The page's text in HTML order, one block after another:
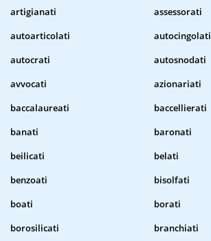
artigianati
assessorati
autoarticolati
autocingolati
autocrati
autosnodati
avvocati
azionariati
baccalaureati
baccellierati
banati
baronati
beilicati
belati
benzoati
bisolfati
boati
borati
borosilicati
branchiati